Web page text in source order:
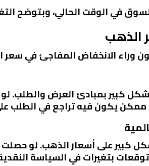
في الوقت الحالي، وبتوضح
الذهب
وراء الانخفاض المفاجئ في سعر
كبير بمبادئ العرض والطلب.
ممكن يكون فيه تراجع في
كبير على أسعار الذهب. لو
بتغيرات في السياسة